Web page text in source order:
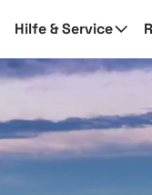
Hilfe & Service